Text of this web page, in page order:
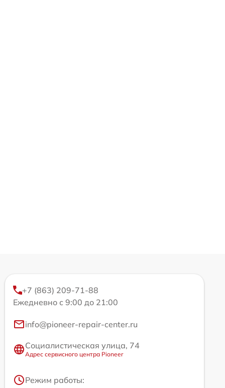
+7 (863) 209-71-88
Ежедневно с 9:00 до 21:00
info@pioneer-repair-center.ru
Социалистическая улица, 74
Адрес сервисного центра Pioneer
Режим работы: